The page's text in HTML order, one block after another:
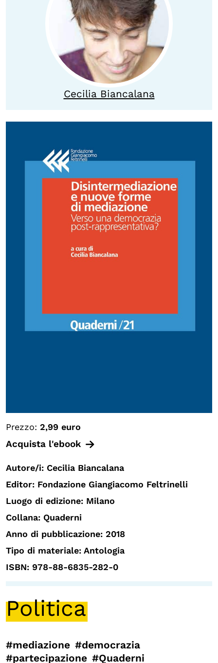
Storie di Resistenza, ottant’anni dopo
Calendario civile
Elezioni dal mondo
OLTRE LA SCUOLA
Programmi per le scuole
Classici del Pensiero Politico
Master e Executive Program
Cecilia Biancalana
Prezzo: 2,99 euro
Acquista l'ebook
Autore/i: Cecilia Biancalana
Editor: Fondazione Giangiacomo Feltrinelli
Luogo di edizione: Milano
Collana: Quaderni
Anno di pubblicazione: 2018
Tipo di materiale: Antologia
ISBN: 978-88-6835-282-0
Politica
#mediazione #democrazia
#partecipazione #Quaderni